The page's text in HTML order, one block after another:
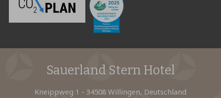
Sauerland Stern Hotel
Kneippweg 1 - 34508 Willingen, Deutschland